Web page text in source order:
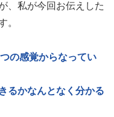
、私が今回お伝えした
。
の感覚からなってい
るかなんとなく分かる